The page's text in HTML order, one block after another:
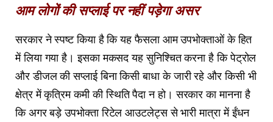
आम लोगों की सप्लाई पर नहीं पड़ेगा असर
सरकार ने स्पष्ट किया है कि यह फैसला आम उपभोक्ताओं के हित
में लिया गया है। इसका मकसद यह सुनिश्चित करना है कि पेट्रोल
और डीजल की सप्लाई बिना किसी बाधा के जारी रहे और किसी भी
क्षेत्र में कृत्रिम कमी की स्थिति पैदा न हो। सरकार का मानना है
कि अगर बड़े उपभोक्ता रिटेल आउटलेट्स से भारी मात्रा में ईंधन